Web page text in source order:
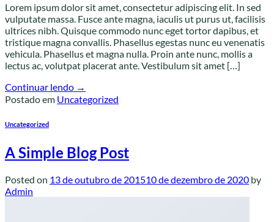
Lorem ipsum dolor sit amet, consectetur adipiscing elit. In sed
vulputate massa. Fusce ante magna, iaculis ut purus ut, facilisis
ultrices nibh. Quisque commodo nunc eget tortor dapibus, et
tristique magna convallis. Phasellus egestas nunc eu venenatis
vehicula. Phasellus et magna nulla. Proin ante nunc, mollis a
lectus ac, volutpat placerat ante. Vestibulum sit amet […]
Continuar lendo →
Postado em Uncategorized
Uncategorized
A Simple Blog Post
Posted on 13 de outubro de 201510 de dezembro de 2020 by
Admin